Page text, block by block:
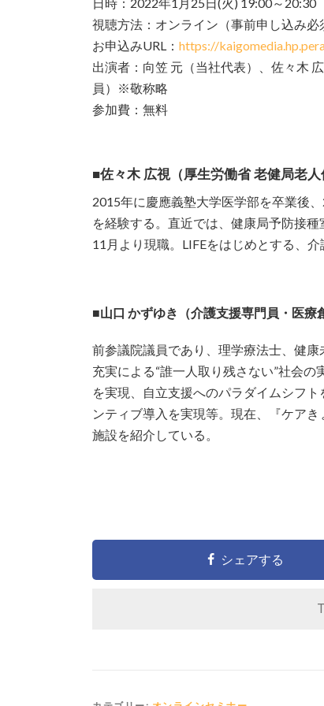
視聴方法：オンライン（事前申し込み必
お申込みURL： https://
出演者：向笠 元（当社代表）、佐々木
員）※敬称略
参加費：無料
■佐々木 広視（厚生労働省 老健局老人
2015年に慶應義塾大学医学部を卒業後
を経験する。直近では、健康局予防接
11月より現職。LIFEをはじめとする、
■山口 かずゆき（介護支援専門員・医療
前参議院議員であり、理学療法士、健
充実による“誰一人取り残さない”社会
を実現、自立支援へのパラダイムシフ
ンティブ導入を実現等。現在、『ケア
施設を紹介している。
シェアする